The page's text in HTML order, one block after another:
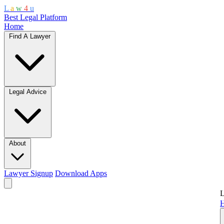
L a w 4 u
Best Legal Platform
Home
Find A Lawyer
Legal Advice
About
Lawyer Signup Download Apps